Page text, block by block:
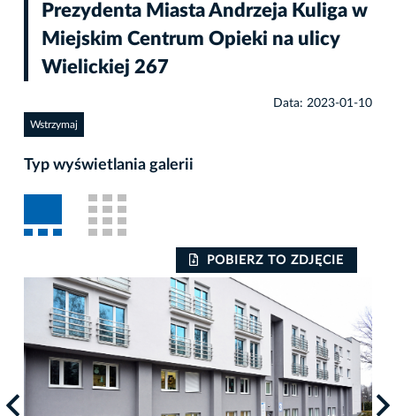
Prezydenta Miasta Andrzeja Kuliga w
Miejskim Centrum Opieki na ulicy
Wielickiej 267
Data: 2023-01-10
Wstrzymaj
Typ wyświetlania galerii
POBIERZ TO ZDJĘCIE